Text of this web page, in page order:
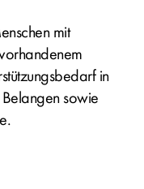
mit
in
sowie